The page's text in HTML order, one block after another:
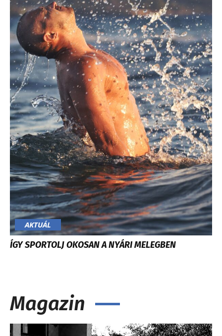
AKTUÁL
ÍGY SPORTOLJ OKOSAN A NYÁRI MELEGBEN
Magazin